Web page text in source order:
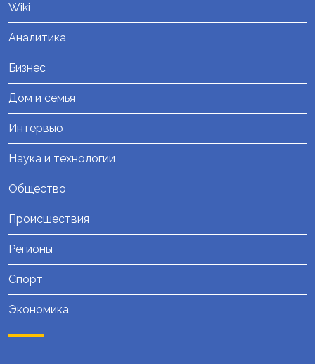
Wiki
Аналитика
Бизнес
Дом и семья
Интервью
Наука и технологии
Общество
Происшествия
Регионы
Спорт
Экономика